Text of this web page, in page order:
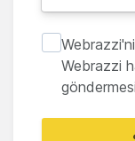
Webrazzi